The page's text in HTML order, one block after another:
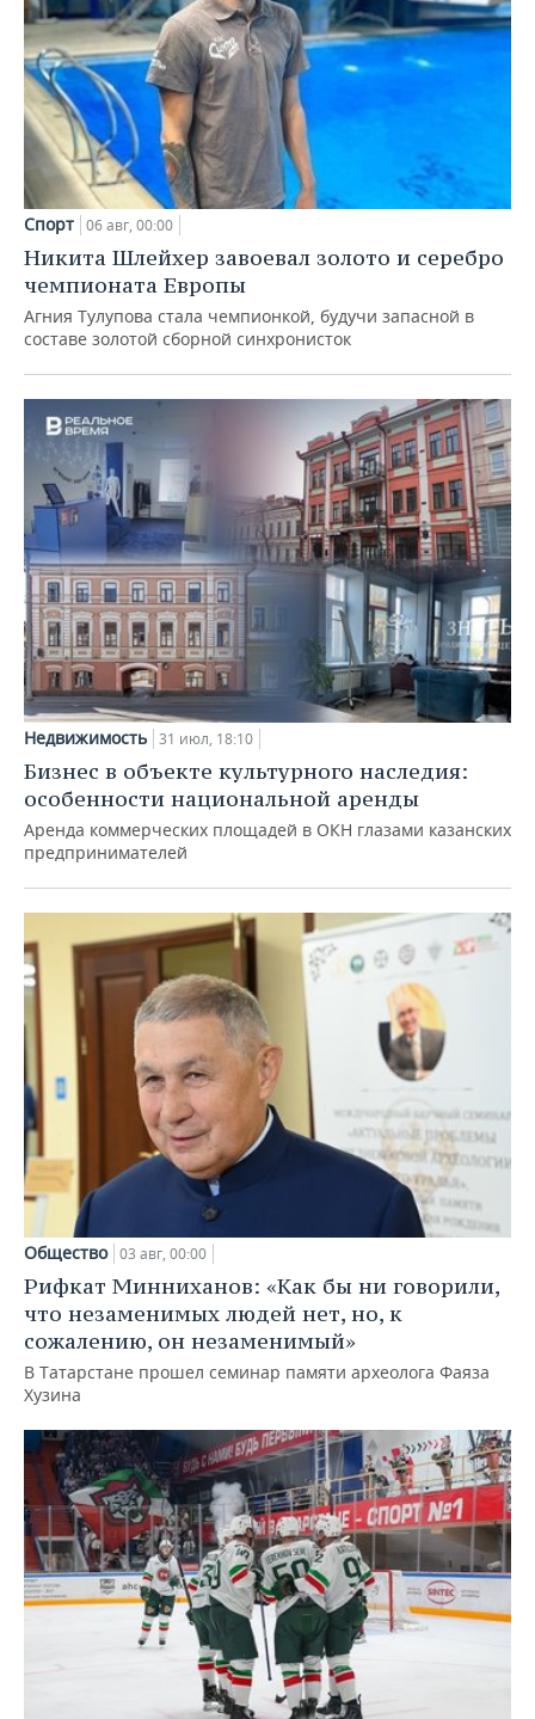
Спорт 06 авг, 00:00
Никита Шлейхер завоевал золото и серебро
чемпионата Европы
Агния Тулупова стала чемпионкой, будучи запасной в
составе золотой сборной синхронисток
Недвижимость 31 июл, 18:10
Бизнес в объекте культурного наследия:
особенности национальной аренды
Аренда коммерческих площадей в ОКН глазами казанских
предпринимателей
Общество 03 авг, 00:00
Рифкат Минниханов: «Как бы ни говорили,
что незаменимых людей нет, но, к
сожалению, он незаменимый»
В Татарстане прошел семинар памяти археолога Фаяза
Хузина